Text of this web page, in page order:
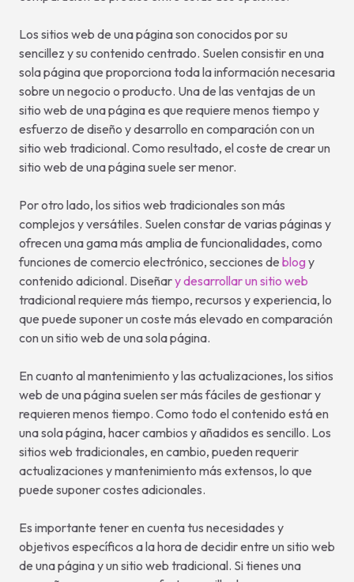
Los sitios web de una página son conocidos por su
sencillez y su contenido centrado. Suelen consistir en una
sola página que proporciona toda la información necesaria
sobre un negocio o producto. Una de las ventajas de un
sitio web de una página es que requiere menos tiempo y
esfuerzo de diseño y desarrollo en comparación con un
sitio web tradicional. Como resultado, el coste de crear un
sitio web de una página suele ser menor.
Por otro lado, los sitios web tradicionales son más
complejos y versátiles. Suelen constar de varias páginas y
ofrecen una gama más amplia de funcionalidades, como
funciones de comercio electrónico, secciones de blogy
contenido adicional. Diseñary desarrollar un sitio web
tradicional requiere más tiempo, recursos y experiencia, lo
que puede suponer un coste más elevado en comparación
con un sitio web de una sola página.
En cuanto al mantenimiento y las actualizaciones, los sitios
web de una página suelen ser más fáciles de gestionar y
requieren menos tiempo. Como todo el contenido está en
una sola página, hacer cambios y añadidos es sencillo. Los
sitios web tradicionales, en cambio, pueden requerir
actualizaciones y mantenimiento más extensos, lo que
puede suponer costes adicionales.
Es importante tener en cuenta tus necesidades y
objetivos específicos a la hora de decidir entre un sitio web
de una página y un sitio web tradicional. Si tienes una